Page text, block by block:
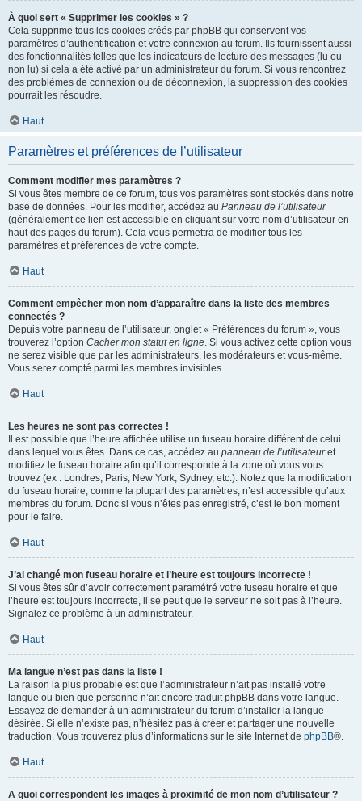
À quoi sert « Supprimer les cookies » ?
Cela supprime tous les cookies créés par phpBB qui conservent vos
paramètres d’authentification et votre connexion au forum. Ils fournissent aussi
des fonctionnalités telles que les indicateurs de lecture des messages (lu ou
non lu) si cela a été activé par un administrateur du forum. Si vous rencontrez
des problèmes de connexion ou de déconnexion, la suppression des cookies
pourrait les résoudre.
Haut
Paramètres et préférences de l’utilisateur
Comment modifier mes paramètres ?
Si vous êtes membre de ce forum, tous vos paramètres sont stockés dans notre
base de données. Pour les modifier, accédez au Panneau de l’utilisateur
(généralement ce lien est accessible en cliquant sur votre nom d’utilisateur en
haut des pages du forum). Cela vous permettra de modifier tous les
paramètres et préférences de votre compte.
Haut
Comment empêcher mon nom d’apparaître dans la liste des membres
connectés ?
Depuis votre panneau de l’utilisateur, onglet « Préférences du forum », vous
trouverez l’option Cacher mon statut en ligne. Si vous activez cette option vous
ne serez visible que par les administrateurs, les modérateurs et vous-même.
Vous serez compté parmi les membres invisibles.
Haut
Les heures ne sont pas correctes !
Il est possible que l’heure affichée utilise un fuseau horaire différent de celui
dans lequel vous êtes. Dans ce cas, accédez au panneau de l’utilisateuret
modifiez le fuseau horaire afin qu’il corresponde à la zone où vous vous
trouvez (ex : Londres, Paris, New York, Sydney, etc.). Notez que la modification
du fuseau horaire, comme la plupart des paramètres, n’est accessible qu’aux
membres du forum. Donc si vous n’êtes pas enregistré, c’est le bon moment
pour le faire.
Haut
J’ai changé mon fuseau horaire et l’heure est toujours incorrecte !
Si vous êtes sûr d’avoir correctement paramétré votre fuseau horaire et que
l’heure est toujours incorrecte, il se peut que le serveur ne soit pas à l’heure.
Signalez ce problème à un administrateur.
Haut
Ma langue n’est pas dans la liste !
La raison la plus probable est que l’administrateur n’ait pas installé votre
langue ou bien que personne n’ait encore traduit phpBB dans votre langue.
Essayez de demander à un administrateur du forum d’installer la langue
désirée. Si elle n’existe pas, n’hésitez pas à créer et partager une nouvelle
traduction. Vous trouverez plus d’informations sur le site Internet de phpBB®.
Haut
A quoi correspondent les images à proximité de mon nom d’utilisateur ?